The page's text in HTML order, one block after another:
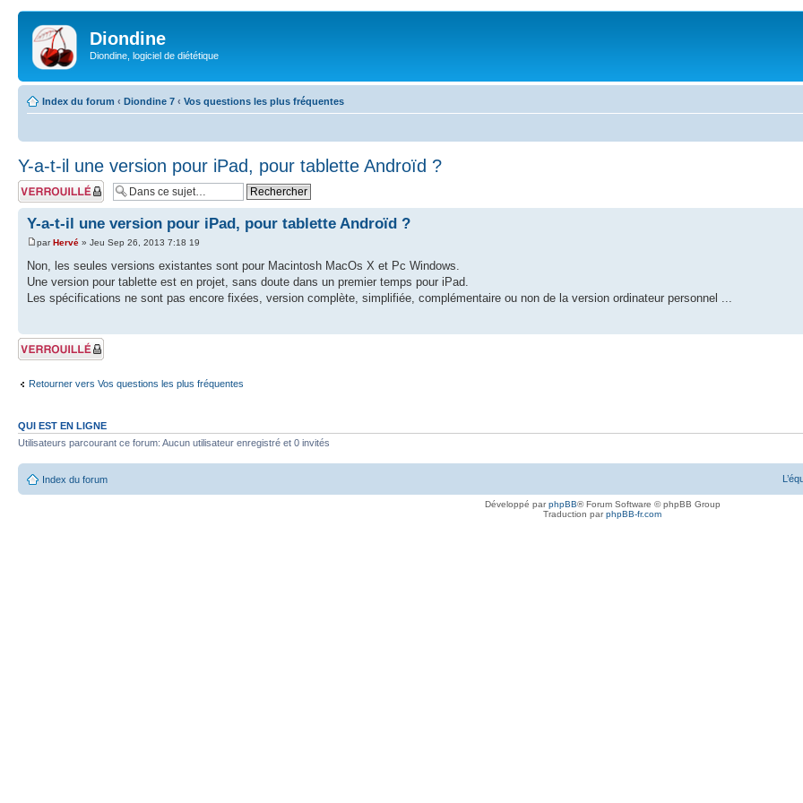
Diondine
Diondine, logiciel de diététique
Index du forum ‹ Diondine 7 ‹ Vos questions les plus fréquentes
Y-a-t-il une version pour iPad, pour tablette Androïd ?
Sujet verrouillé
Y-a-t-il une version pour iPad, pour tablette Androïd ?
parHervé » Jeu Sep 26, 2013 7:18 19
Non, les seules versions existantes sont pour Macintosh MacOs X et Pc Windows.
Une version pour tablette est en projet, sans doute dans un premier temps pour iPad.
Les spécifications ne sont pas encore fixées, version complète, simplifiée, complémentaire ou non de la version ordinateur personnel ...
Sujet verrouillé
Retourner vers Vos questions les plus fréquentes
QUI EST EN LIGNE
Utilisateurs parcourant ce forum: Aucun utilisateur enregistré et 0 invités
Index du forum
Développé parphpBB® Forum Software © phpBB Group
Traduction parphpBB-fr.com